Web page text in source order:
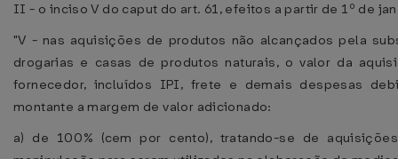
II - o inciso V do caput do art. 61, efeitos a partir de 1º de
"V - nas aquisições de produtos não alcançados pela
drogarias e casas de produtos naturais, o valor da
fornecedor, incluídos IPI, frete e demais despesas
montante a margem de valor adicionado:
a) de 100% (cem por cento), tratando-se de